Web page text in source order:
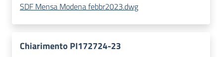
SDF Mensa Modena febbr2023.dwg
Chiarimento PI172724-23